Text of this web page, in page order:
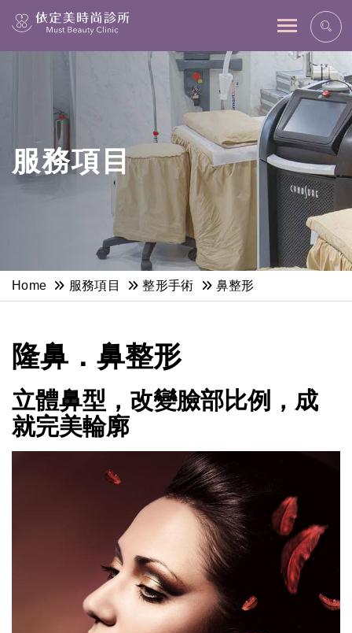
網站主選單
服務項目
Home 服務項目 整形手術 鼻整形
隆鼻．鼻整形
立體鼻型，改變臉部比例，成
就完美輪廓